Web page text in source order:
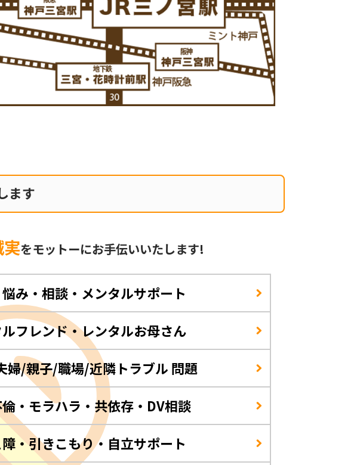
ます
をモットーにお手伝いいたします!
み・相談・メンタルサポート
ルフレンド・レンタルお母さん
婦/親子/職場/近隣トラブル 問題
・モラハラ・共依存・DV相談
・引きこもり・自立サポート